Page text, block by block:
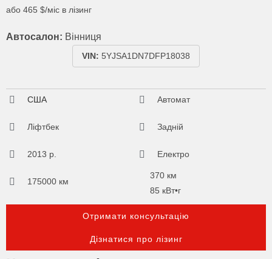
або 465 $/міс в лізинг
Автосалон: Вінниця
VIN: 5YJSA1DN7DFP18038
США
Ліфтбек
2013 р.
175000 км
Автомат
Задній
Електро
370 км
85 кВт•г
Отримати консультацію
Дізнатися про лізинг